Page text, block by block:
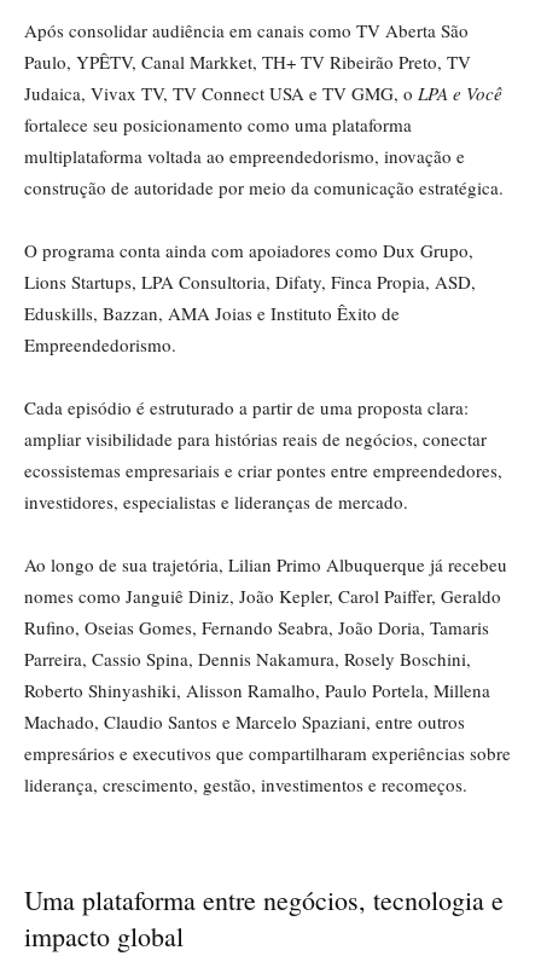
Após consolidar audiência em canais como TV Aberta São
Paulo, YPÊTV, Canal Markket, TH+ TV Ribeirão Preto, TV
Judaica, Vivax TV, TV Connect USA e TV GMG, o LPA e Você
fortalece seu posicionamento como uma plataforma
multiplataforma voltada ao empreendedorismo, inovação e
construção de autoridade por meio da comunicação estratégica.
O programa conta ainda com apoiadores como Dux Grupo,
Lions Startups, LPA Consultoria, Difaty, Finca Propia, ASD,
Eduskills, Bazzan, AMA Joias e Instituto Êxito de
Empreendedorismo.
Cada episódio é estruturado a partir de uma proposta clara:
ampliar visibilidade para histórias reais de negócios, conectar
ecossistemas empresariais e criar pontes entre empreendedores,
investidores, especialistas e lideranças de mercado.
Ao longo de sua trajetória, Lilian Primo Albuquerque já recebeu
nomes como Janguiê Diniz, João Kepler, Carol Paiffer, Geraldo
Rufino, Oseias Gomes, Fernando Seabra, João Doria, Tamaris
Parreira, Cassio Spina, Dennis Nakamura, Rosely Boschini,
Roberto Shinyashiki, Alisson Ramalho, Paulo Portela, Millena
Machado, Claudio Santos e Marcelo Spaziani, entre outros
empresários e executivos que compartilharam experiências sobre
liderança, crescimento, gestão, investimentos e recomeços.
Uma plataforma entre negócios, tecnologia e
impacto global